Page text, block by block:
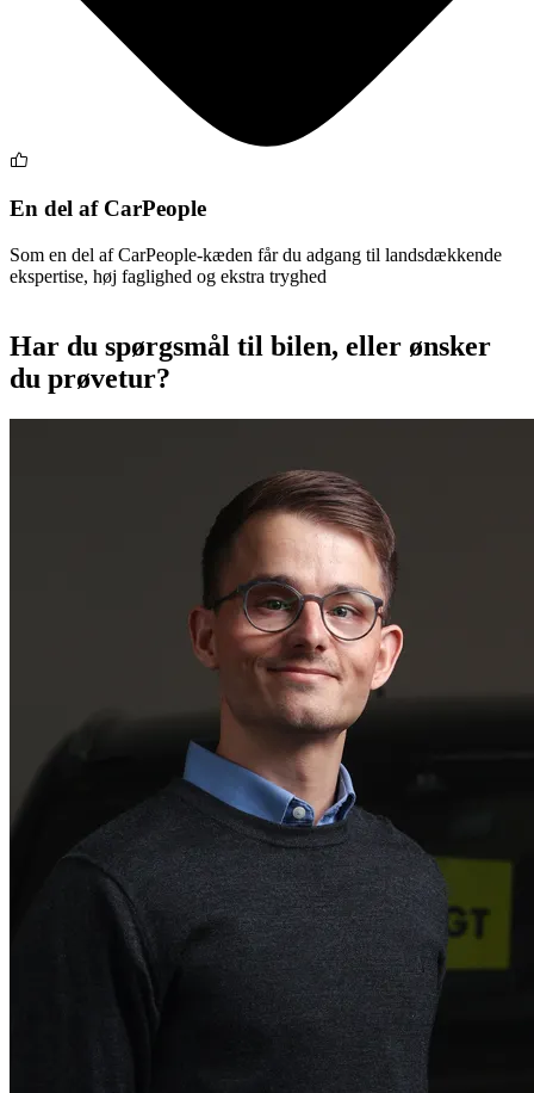
En del af CarPeople
Som en del af CarPeople-kæden får du adgang til landsdækkende
ekspertise, høj faglighed og ekstra tryghed
Har du spørgsmål til bilen, eller ønsker
du prøvetur?